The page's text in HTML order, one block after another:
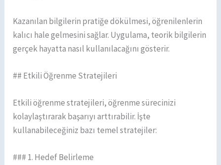
Kazanılan bilgilerin pratiğe dökülmesi, öğrenilenlerin
kalıcı hale gelmesini sağlar. Uygulama, teorik bilgilerin
gerçek hayatta nasıl kullanılacağını gösterir.
## Etkili Öğrenme Stratejileri
Etkili öğrenme stratejileri, öğrenme sürecinizi
kolaylaştırarak başarıyı arttırabilir. İşte
kullanabileceğiniz bazı temel stratejiler:
### 1. Hedef Belirleme